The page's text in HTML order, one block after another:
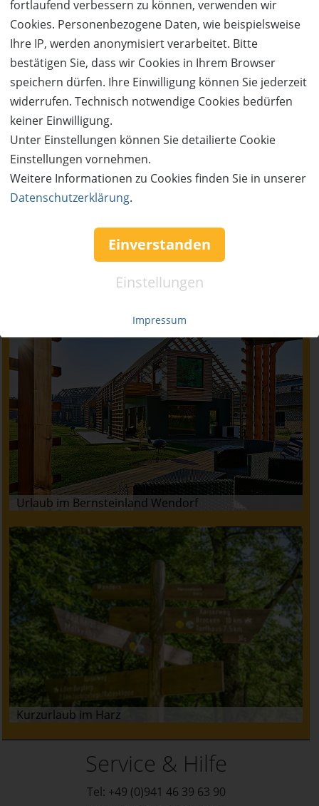
fortlaufend verbessern zu können, verwenden wir
Cookies. Personenbezogene Daten, wie beispielsweise
Ihre IP, werden anonymisiert verarbeitet. Bitte
bestätigen Sie, dass wir Cookies in Ihrem Browser
speichern dürfen. Ihre Einwilligung können Sie jederzeit
widerrufen. Technisch notwendige Cookies bedürfen
keiner Einwilligung.
Unter Einstellungen können Sie detailierte Cookie
Einstellungen vornehmen.
Weitere Informationen zu Cookies finden Sie in unserer
Datenschutzerklärung.
Einverstanden
Einstellungen
Impressum
Neu im Blog
Urlaub im Bernsteinland Wendorf
Kurzurlaub im Harz
Service & Hilfe
Tel: +49 (0)941 46 39 63 90